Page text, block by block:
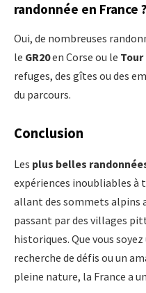
randonnée en France ?
Oui, de nombreuses
le GR20en Corse ou le
refuges, des gîtes ou des
du parcours.
Conclusion
Les plus belles
expériences inoubliables à
allant des sommets alpins
passant par des villages
historiques. Que vous
recherche de défis ou un
pleine nature, la France a